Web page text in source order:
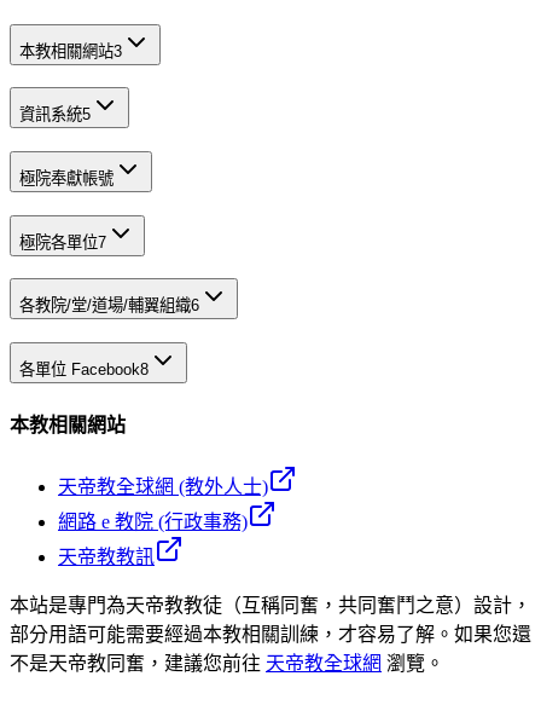
本教相關網站3
資訊系統5
極院奉獻帳號
極院各單位7
各教院/堂/道場/輔翼組織6
各單位 Facebook8
本教相關網站
天帝教全球網 (教外人士)
網路 e 教院 (行政事務)
天帝教教訊
本站是專門為天帝教教徒（互稱同奮，共同奮鬥之意）設計，
部分用語可能需要經過本教相關訓練，才容易了解。如果您還
不是天帝教同奮，建議您前往 天帝教全球網 瀏覽。